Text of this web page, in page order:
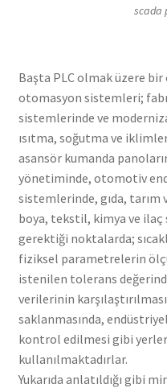
scada
Başta PLC olmak üzere
otomasyon sistemleri;
sistemlerinde ve
ısıtma, soğutma ve
asansör kumanda
yönetiminde, otomotiv
sistemlerinde, gıda, tarım
boya, tekstil, kimya ve ilaç
gerektiği noktalarda;
fiziksel parametrelerin
istenilen tolerans
verilerinin
saklanmasında,
kontrol edilmesi gibi
kullanılmaktadırlar.
Yukarıda anlatıldığı gibi